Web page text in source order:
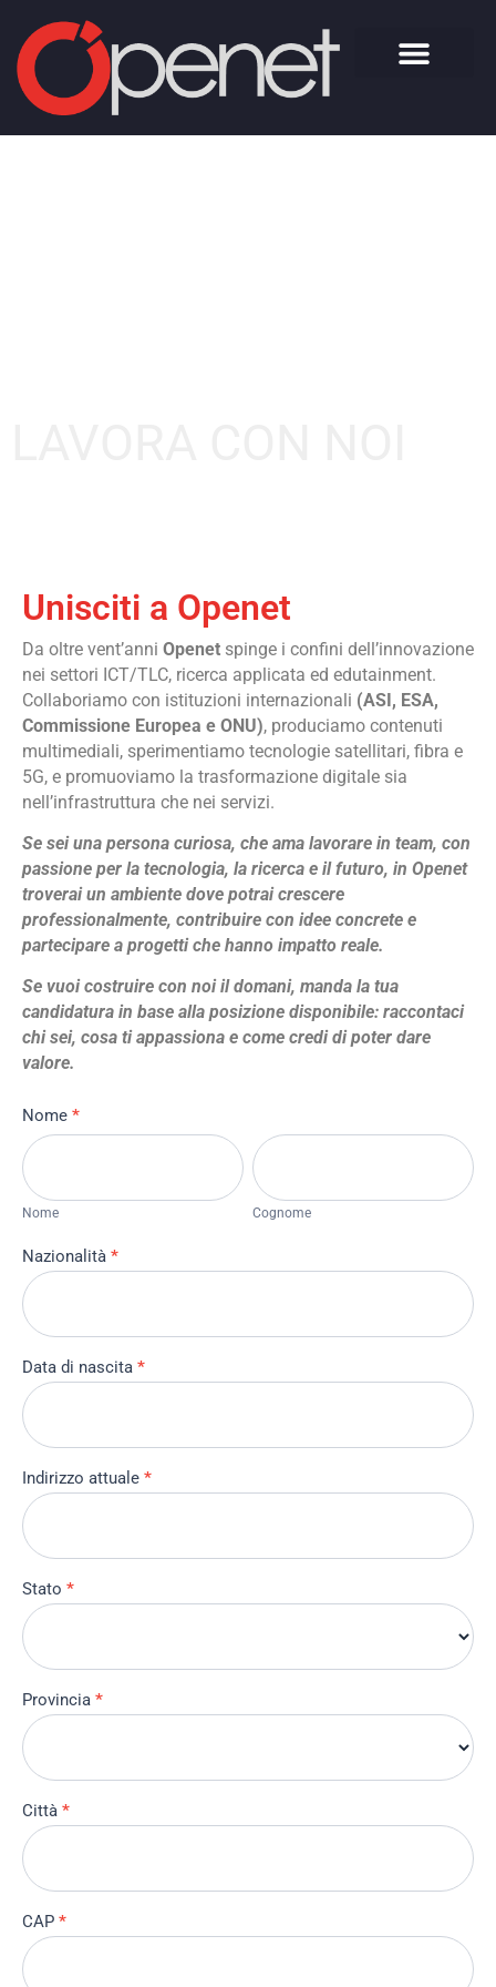
Unisciti a Openet
Da oltre vent’anni Openet spinge i confini dell’innovazione
nei settori ICT/TLC, ricerca applicata ed edutainment.
Collaboriamo con istituzioni internazionali (ASI, ESA,
Commissione Europea e ONU), produciamo contenuti
multimediali, sperimentiamo tecnologie satellitari, fibra e
5G, e promuoviamo la trasformazione digitale sia
nell’infrastruttura che nei servizi.
Se sei una persona curiosa, che ama lavorare in team, con
passione per la tecnologia, la ricerca e il futuro, in Openet
troverai un ambiente dove potrai crescere
professionalmente, contribuire con idee concrete e
partecipare a progetti che hanno impatto reale.
Se vuoi costruire con noi il domani, manda la tua
candidatura in base alla posizione disponibile: raccontaci
chi sei, cosa ti appassiona e come credi di poter dare
valore.
Lavora
con
noi
Nome *
Nome
Nome
Cognome
Cognome
Nazionalità *
Data di nascita *
Indirizzo attuale *
Stato *
Provincia *
Città *
CAP *